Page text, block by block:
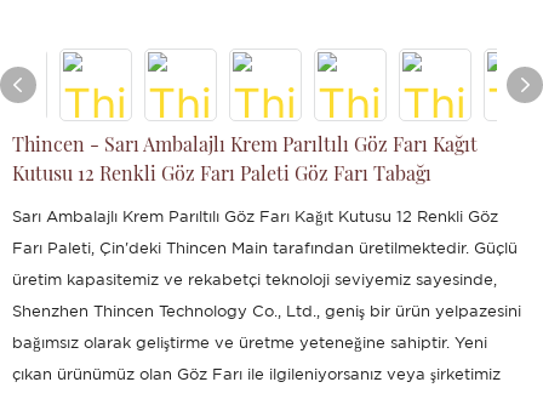
Thincen - Sarı Ambalajlı Krem Parıltılı Göz Farı Kağıt
Kutusu 12 Renkli Göz Farı Paleti Göz Farı Tabağı
Sarı Ambalajlı Krem Parıltılı Göz Farı Kağıt Kutusu 12 Renkli Göz
Farı Paleti, Çin'deki Thincen Main tarafından üretilmektedir. Güçlü
üretim kapasitemiz ve rekabetçi teknoloji seviyemiz sayesinde,
Shenzhen Thincen Technology Co., Ltd., geniş bir ürün yelpazesini
bağımsız olarak geliştirme ve üretme yeteneğine sahiptir. Yeni
çıkan ürünümüz olan Göz Farı ile ilgileniyorsanız veya şirketimiz